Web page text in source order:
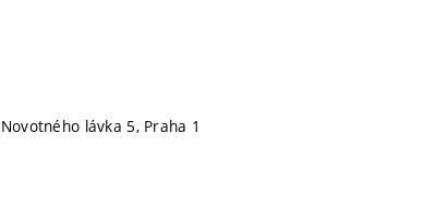
lávka 5, Praha 1